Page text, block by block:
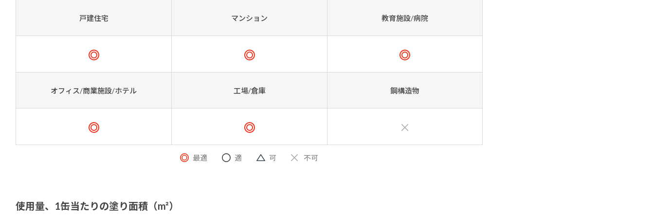
戸建住宅 マンション 教育施設/病院
オフィス/商業施設/ホテル 工場/倉庫 鋼構造物
最適 適 可 不可
使用量、 1缶当たりの塗り面積（m²）